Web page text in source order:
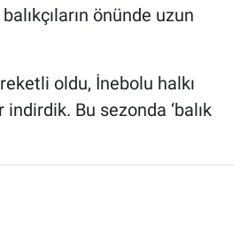
önünde uzun
oldu, İnebolu halkı
Bu sezonda ‘balık